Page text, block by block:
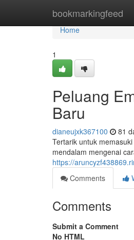
bookmarkingfeed
Home
Home
1
Peluang
Baru
dianeujxk367100 81
Tertarik untuk
mendalam mengenai
https://
Comments
Comments
Submit a Comment
No HTML